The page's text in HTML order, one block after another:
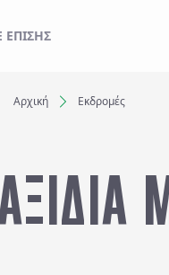
ΕΔΩ
Αναζήτηση
ΕΠΊΣΗΣ
Αρχική Εκδρομές